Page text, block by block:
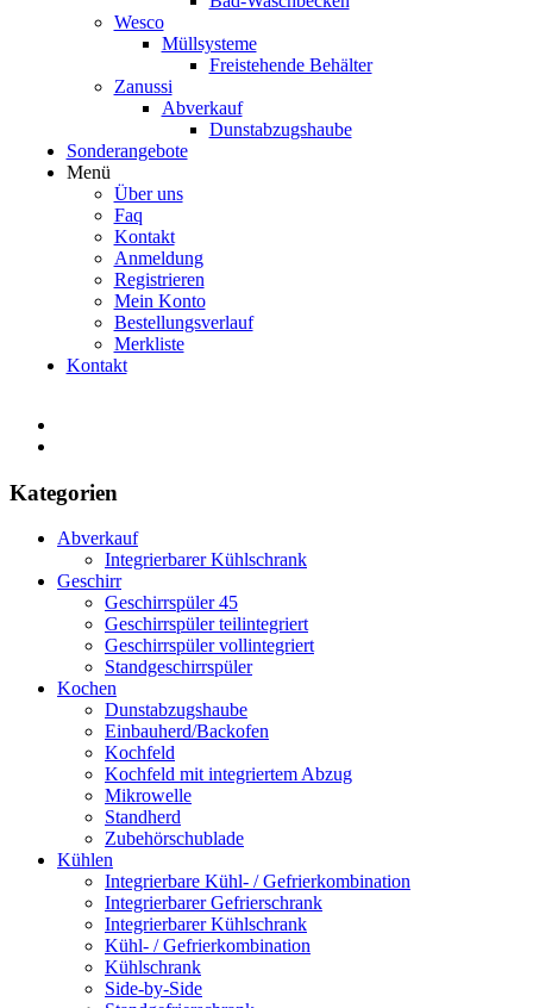
Wesco
Müllsysteme
Freistehende Behälter
Zanussi
Abverkauf
Dunstabzugshaube
Sonderangebote
Menü
Über uns
Faq
Kontakt
Anmeldung
Registrieren
Mein Konto
Bestellungsverlauf
Merkliste
Kontakt
Kategorien
Abverkauf
Integrierbarer Kühlschrank
Geschirr
Geschirrspüler 45
Geschirrspüler teilintegriert
Geschirrspüler vollintegriert
Standgeschirrspüler
Kochen
Dunstabzugshaube
Einbauherd/Backofen
Kochfeld
Kochfeld mit integriertem Abzug
Mikrowelle
Standherd
Zubehörschublade
Kühlen
Integrierbare Kühl- / Gefrierkombination
Integrierbarer Gefrierschrank
Integrierbarer Kühlschrank
Kühl- / Gefrierkombination
Kühlschrank
Side-by-Side